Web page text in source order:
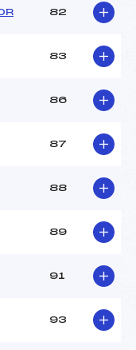
82
83
86
87
88
89
91
93